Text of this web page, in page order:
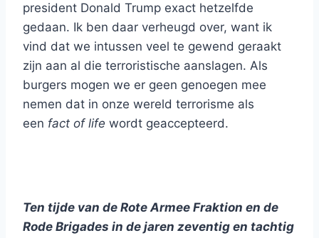
president Donald Trump exact hetzelfde
gedaan. Ik ben daar verheugd over, want ik
vind dat we intussen veel te gewend geraakt
zijn aan al die terroristische aanslagen. Als
burgers mogen we er geen genoegen mee
nemen dat in onze wereld terrorisme als
een fact of life wordt geaccepteerd.
Ten tijde van de Rote Armee Fraktion en de
Rode Brigades in de jaren zeventig en tachtig